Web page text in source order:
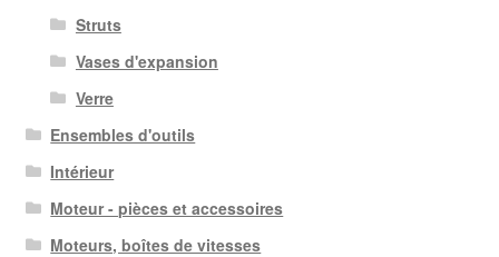
Struts
Vases d'expansion
Verre
Ensembles d'outils
Intérieur
Moteur - pièces et accessoires
Moteurs, boîtes de vitesses